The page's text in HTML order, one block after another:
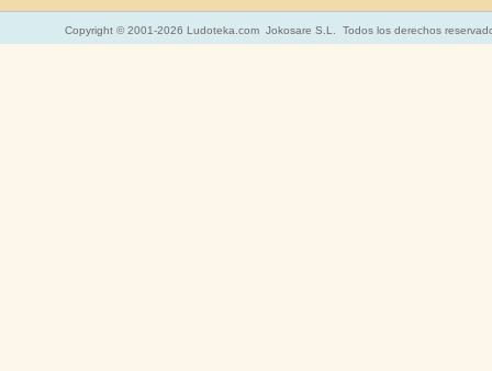
Copyright © 2001-2026 Ludoteka.com Jokosare S.L. Todos los derechos